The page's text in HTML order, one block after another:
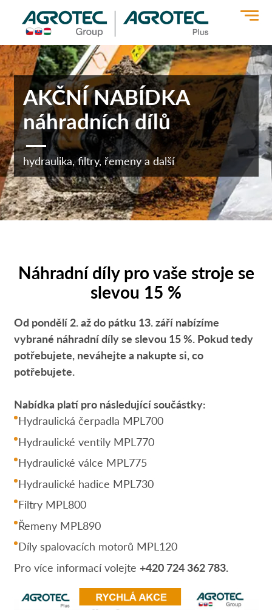
AKČNÍ NABÍDKA
náhradních dílů
hydraulika, filtry, řemeny a další
Náhradní díly pro vaše stroje se
slevou 15 %
Od pondělí 2. až do pátku 13. září nabízíme
vybrané náhradní díly se slevou 15 %. Pokud tedy
potřebujete, neváhejte a nakupte si, co
potřebujete.
Nabídka platí pro následující součástky:
Hydraulická čerpadla MPL700
Hydraulické ventily MPL770
Hydraulické válce MPL775
Hydraulické hadice MPL730
Filtry MPL800
Řemeny MPL890
Díly spalovacích motorů MPL120
Pro více informací volejte +420 724 362 783.